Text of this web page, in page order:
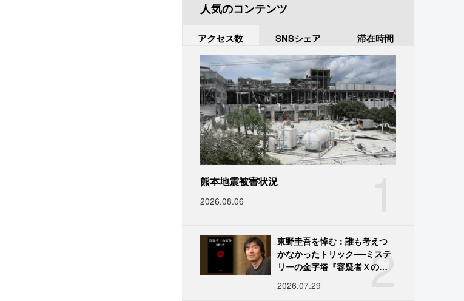
人気のコンテンツ
アクセス数 SNSシェア 滞在時間
熊本地震被害状況
2026.08.06
2
東野圭吾を悼む：誰も考えつ
かなかったトリック──ミステ
リーの金字塔『容疑者Ｘの献
2026.07.29